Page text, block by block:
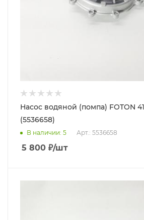
Насос водяной (помпа) FOTON
(5536658)
В наличии: 5 Арт.: 5536658
5 800 ₽/шт